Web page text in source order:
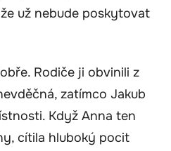
už nebude poskytovat
Rodiče ji obvinili z
zatímco Jakub
Když Anna ten
cítila hluboký pocit